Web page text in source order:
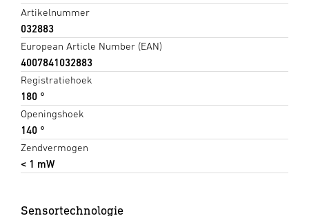
Artikelnummer
032883
European Article Number (EAN)
4007841032883
Registratiehoek
180 °
Openingshoek
140 °
Zendvermogen
< 1 mW
Sensortechnologie